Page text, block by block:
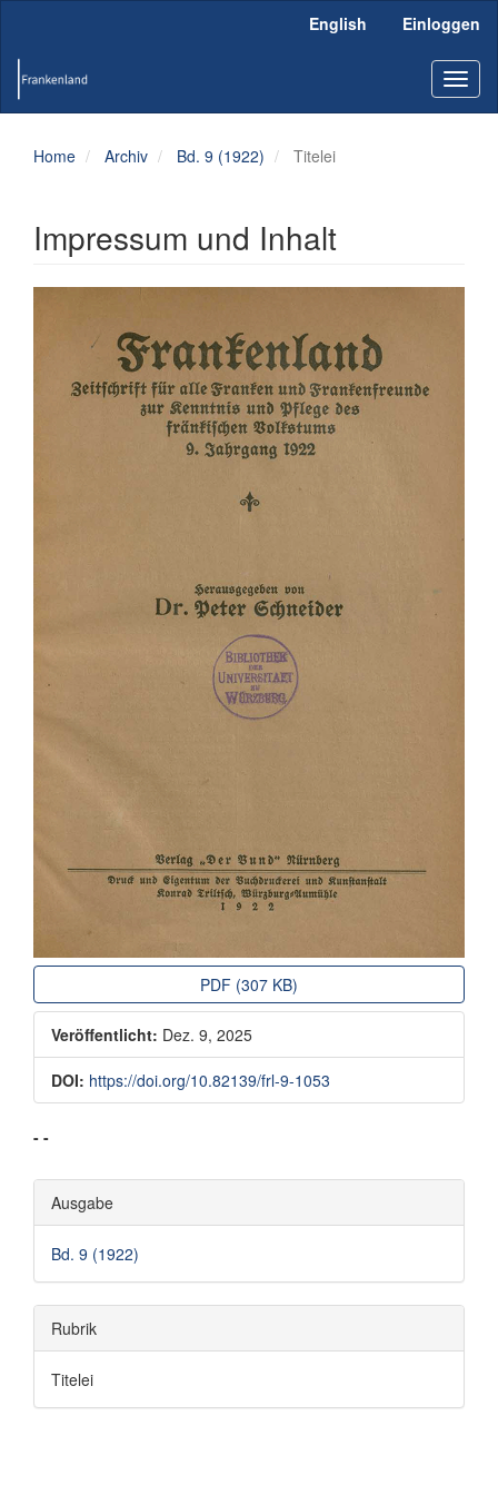
English Einloggen
Home Archiv Bd. 9 (1922) Titelei
Impressum und Inhalt
Artikel-
PDF (307 KB)
Veröffentlicht: Dez. 9, 2025
DOI: https://doi.org/10.82139/frl-9-1053
Hauptsächlicher
- -
Artikel-
Details
Ausgabe
Bd. 9 (1922)
Rubrik
Titelei